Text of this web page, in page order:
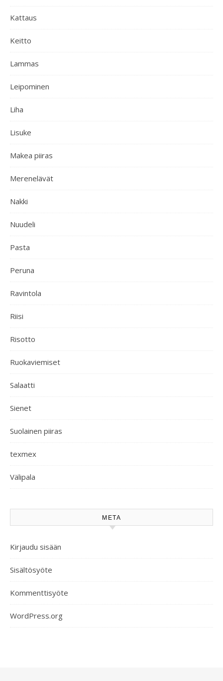
Kattaus
Keitto
Lammas
Leipominen
Liha
Lisuke
Makea piiras
Merenelävät
Nakki
Nuudeli
Pasta
Peruna
Ravintola
Riisi
Risotto
Ruokaviemiset
Salaatti
Sienet
Suolainen piiras
texmex
Välipala
META
Kirjaudu sisään
Sisältösyöte
Kommenttisyöte
WordPress.org